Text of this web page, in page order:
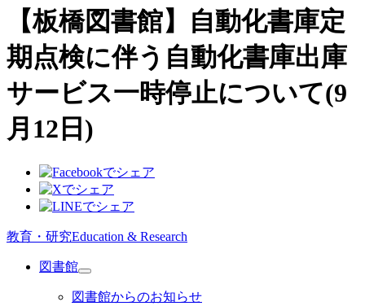
【板橋図書館】自動化書庫定
期点検に伴う自動化書庫出庫
サービス一時停止について(9
月12日)
教育・研究Education & Research
図書館
図書館からのお知らせ